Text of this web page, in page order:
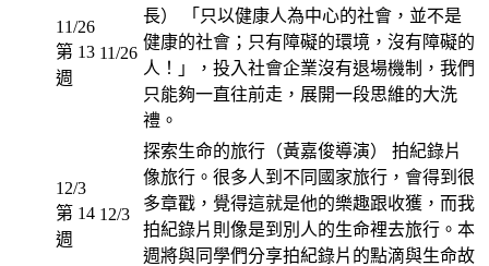
11/26
第 13
週
11/26
長） 「只以健康人為中心的社會，並不是
健康的社會；只有障礙的環境，沒有障礙的
人！」，投入社會企業沒有退場機制，我們
只能夠一直往前走，展開一段思維的大洗
禮。
12/3
第 14
週
12/3
探索生命的旅行（黃嘉俊導演） 拍紀錄片
像旅行。很多人到不同國家旅行，會得到很
多章戳，覺得這就是他的樂趣跟收獲，而我
拍紀錄片則像是到別人的生命裡去旅行。本
週將與同學們分享拍紀錄片的點滴與生命故